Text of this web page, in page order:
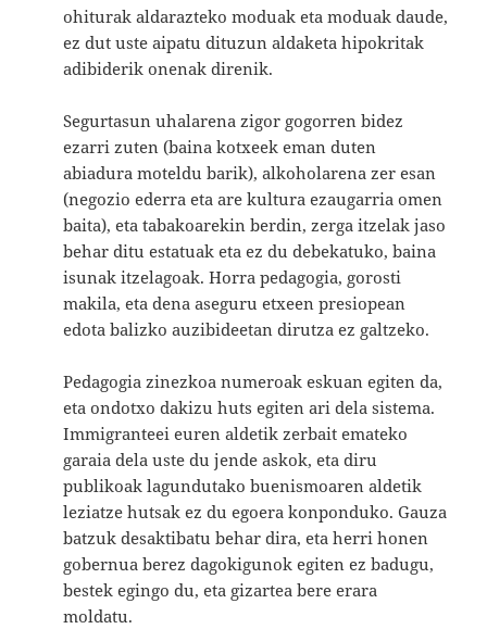
ohiturak aldarazteko moduak eta moduak daude,
ez dut uste aipatu dituzun aldaketa hipokritak
adibiderik onenak direnik.
Segurtasun uhalarena zigor gogorren bidez
ezarri zuten (baina kotxeek eman duten
abiadura moteldu barik), alkoholarena zer esan
(negozio ederra eta are kultura ezaugarria omen
baita), eta tabakoarekin berdin, zerga itzelak jaso
behar ditu estatuak eta ez du debekatuko, baina
isunak itzelagoak. Horra pedagogia, gorosti
makila, eta dena aseguru etxeen presiopean
edota balizko auzibideetan dirutza ez galtzeko.
Pedagogia zinezkoa numeroak eskuan egiten da,
eta ondotxo dakizu huts egiten ari dela sistema.
Immigranteei euren aldetik zerbait emateko
garaia dela uste du jende askok, eta diru
publikoak lagundutako buenismoaren aldetik
leziatze hutsak ez du egoera konponduko. Gauza
batzuk desaktibatu behar dira, eta herri honen
gobernua berez dagokigunok egiten ez badugu,
bestek egingo du, eta gizartea bere erara
moldatu.